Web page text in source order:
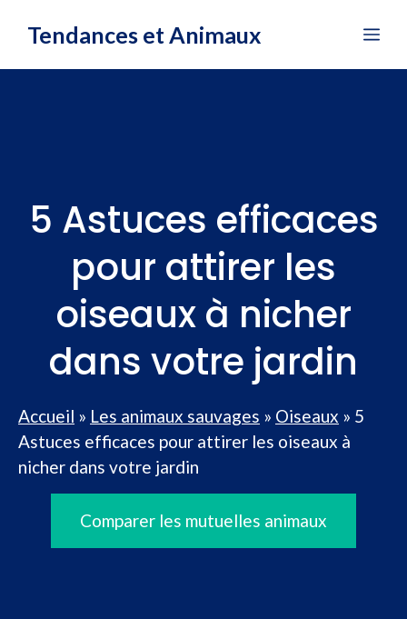
Tendances et Animaux
5 Astuces efficaces
pour attirer les
oiseaux à nicher
dans votre jardin
Accueil » Les animaux sauvages » Oiseaux » 5
Astuces efficaces pour attirer les oiseaux à
nicher dans votre jardin
Comparer les mutuelles animaux